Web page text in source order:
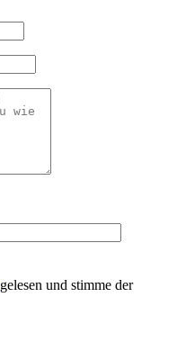
gelesen und stimme der